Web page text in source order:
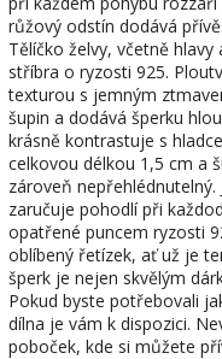
růžový odstín dodává
Tělíčko želvy, včetně
stříbra o ryzosti 925.
texturou s jemným
šupin a dodává šperku
krásně kontrastuje s
celkovou délkou 1,5 cm a
zároveň
zaručuje pohodlí při
opatřené puncem ryzosti
oblíbený řetízek, ať už je
šperk je nejen skvělým
Pokud byste potřebovali
dílna je vám k dispozici.
poboček, kde si můžete